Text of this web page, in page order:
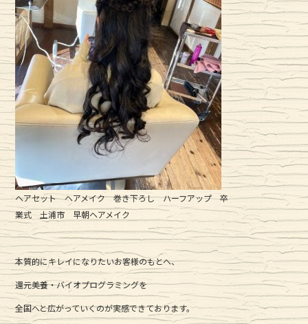
ヘアセット ヘアメイク 巻き下ろし ハーフアップ 卒
業式 土浦市 早朝ヘアメイク
本質的にキレイになりたいお客様のもとへ、
還元美養・バイオプログラミングを
全国へと広がっていくのが実感できております。